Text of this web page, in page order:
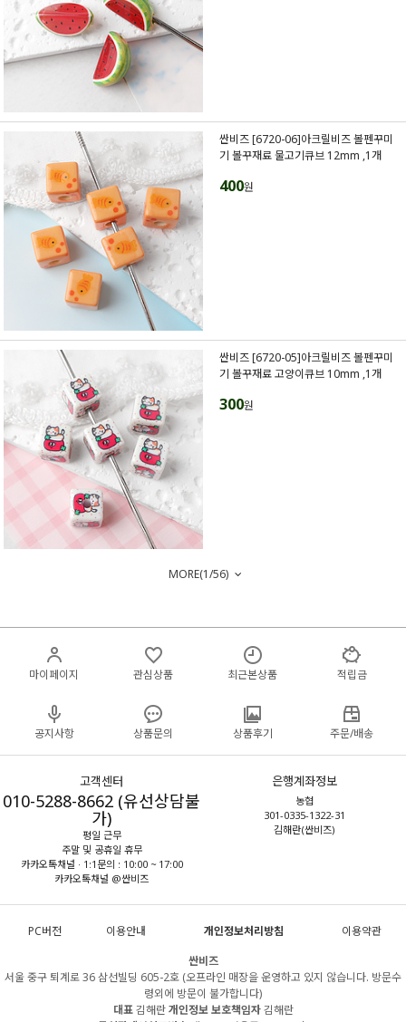
싼비즈 [6720-06]아크릴비즈 볼펜꾸미
기 볼꾸재료 물고기큐브 12mm ,1개
400원
싼비즈 [6720-05]아크릴비즈 볼펜꾸미
기 볼꾸재료 고양이큐브 10mm ,1개
300원
MORE(1/56)
마이페이지 관심상품 최근본상품 적립금
공지사항 상품문의 상품후기 주문/배송
고객센터
010-5288-8662 (유선상담불
가)
평일 근무
주말 및 공휴일 휴무
카카오톡채널 · 1:1문의 : 10:00 ~ 17:00
카카오톡채널 @싼비즈
은행계좌정보
농협
301-0335-1322-31
김해란(싼비즈)
PC버전 이용안내 개인정보처리방침
이용약관
싼비즈
서울 중구 퇴계로 36 삼선빌딩 605-2호 (오프라인 매장을 운영하고 있지 않습니다. 방문수
령외에 방문이 불가합니다)
대표김해란개인정보 보호책임자김해란